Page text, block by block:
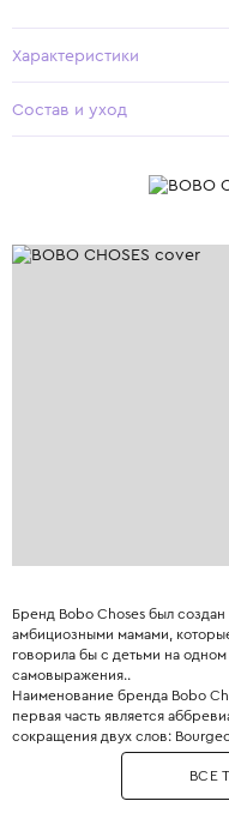
Характеристики
Состав и уход
Бренд Bobo Choses был
амбициозными мамами,
говорила бы с детьми на
самовыражения..
Наименование бренда Bobo
первая часть является
сокращения двух слов:
часть переводится как «вещи».
Главное отличие Bobo Choses
наивные принты, комфортные
ВСЕ